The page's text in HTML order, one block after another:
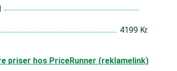
4199 Kr.
priser hos PriceRunner (reklamelink)